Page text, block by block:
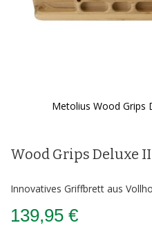
Metolius Wood Grips
der
Wood Grips Deluxe II
Innovatives Griffbrett aus
139,95 €